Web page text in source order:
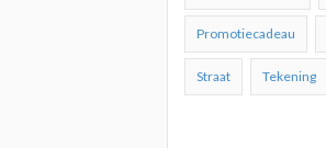
Promotiecadeau
Straat Tekening